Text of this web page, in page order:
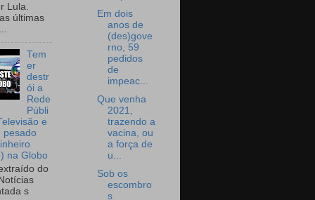
Lula.
últimas
Tem
er
destr
ói a
Rede
Públi
e
pesado
na Globo
do
s
Em dois
anos de
(des)gove
rno, 59
pedidos
de
impeac...
Que venha
2021,
trazendo a
vacina, ou
a força de
u...
Sob os
escombro
s